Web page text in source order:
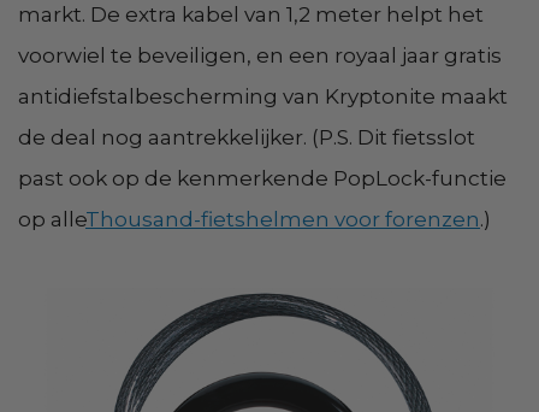
markt. De extra kabel van 1,2 meter helpt het
voorwiel te beveiligen, en een royaal jaar gratis
antidiefstalbescherming van Kryptonite maakt
de deal nog aantrekkelijker. (P.S. Dit fietsslot
past ook op de kenmerkende PopLock-functie
op alleThousand-fietshelmen voor forenzen.)